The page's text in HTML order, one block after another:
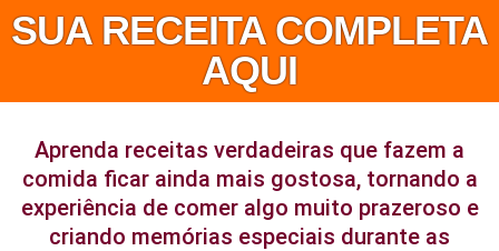
SUA RECEITA COMPLETA
AQUI
Aprenda receitas verdadeiras que fazem a
comida ficar ainda mais gostosa, tornando a
experiência de comer algo muito prazeroso e
criando memórias especiais durante as